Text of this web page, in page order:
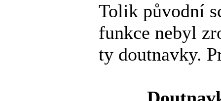
Tolik původní
funkce nebyl
ty doutnavky.